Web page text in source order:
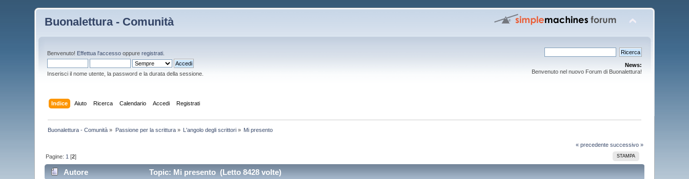
Buonalettura - Comunità
Benvenuto! Effettua l'accesso oppureregistrati
Inserisci il nome utente, la password e la durata della sessione.
News:
Benvenuto nel nuovo Forum di Buonalettura!
Indice Aiuto Ricerca Calendario Accedi Registrati
Buonalettura - Comunità » Passione per la scrittura» L'angolo degli scrittori » Mi presento
« precedente successivo »
STAMPA
Pagine: 1 [2]
Autore Topic: Mi presento (Letto 8428 volte)